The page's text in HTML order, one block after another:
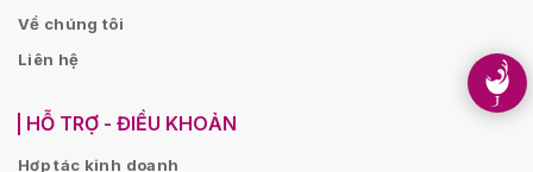
Về chúng tôi
Liên hệ
HỖ TRỢ - ĐIỀU KHOẢN
Hợp tác kinh doanh